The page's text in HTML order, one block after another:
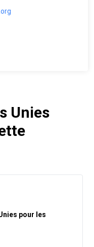
Unies
pour les